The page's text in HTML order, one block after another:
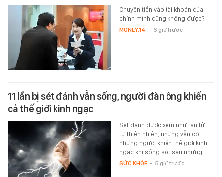
Chuyển tiền vào tài khoản của
chính mình cũng không được?
MONEY.14 - 6 giờ trước
11 lần bị sét đánh vẫn sống, người đàn ông khiến
cả thế giới kinh ngạc
Sét đánh được xem như “án tử”
từ thiên nhiên, nhưng vẫn có
những người khiến thế giới kinh
ngạc khi sống sót sau những…
SỨC KHỎE - 5 giờ trước